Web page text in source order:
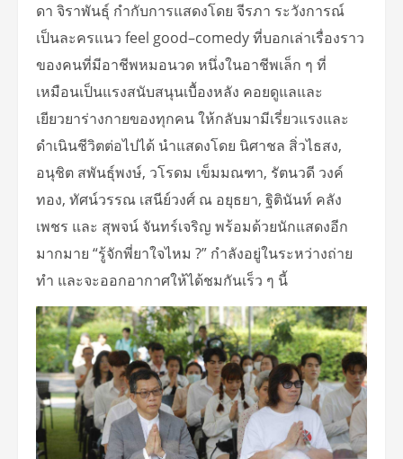
ดา จิราพันธุ์ กํากับการแสดงโดย จีรภา ระวังการณ์
เป็นละครแนว feel good–comedy ที่บอกเล่าเรื่องราว
ของคนที่มีอาชีพหมอนวด หนึ่งในอาชีพเล็ก ๆ ที่
เหมือนเป็นแรงสนับสนุนเบื้องหลัง คอยดูแลและ
เยียวยาร่างกายของทุกคน ให้กลับมามีเรี่ยวแรงและ
ดำเนินชีวิตต่อไปได้ นำแสดงโดย นิศาชล สิ่วไธสง,
อนุชิต สพันธุ์พงษ์, วโรดม เข็มมณฑา, รัตนวดี วงค์
ทอง, ทัศน์วรรณ เสนีย์วงศ์ ณ อยุธยา, ฐิตินันท์ คลัง
เพชร และ สุพจน์ จันทร์เจริญ พร้อมด้วยนักแสดงอีก
มากมาย “รู้จักพี่ยาใจไหม ?” กำลังอยู่ในระหว่างถ่าย
ทำ และจะออกอากาศให้ได้ชมกันเร็ว ๆ นี้